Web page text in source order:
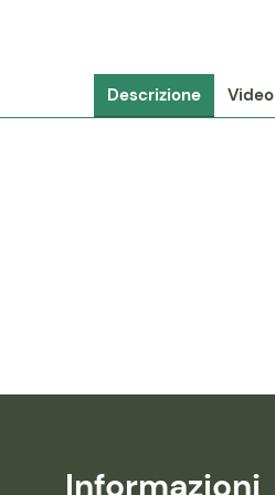
Descrizione Video
Informazioni